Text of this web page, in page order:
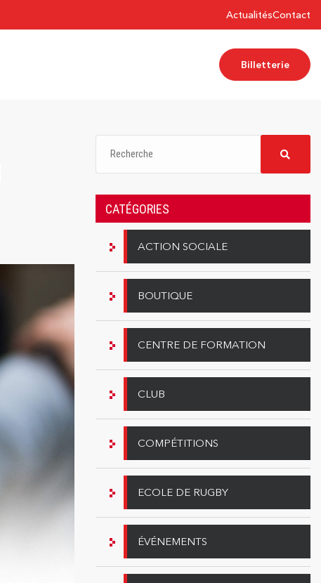
ActualitésContact
Billetterie
CATÉGORIES
ACTION SOCIALE
BOUTIQUE
CENTRE DE FORMATION
CLUB
COMPÉTITIONS
ECOLE DE RUGBY
ÉVÉNEMENTS